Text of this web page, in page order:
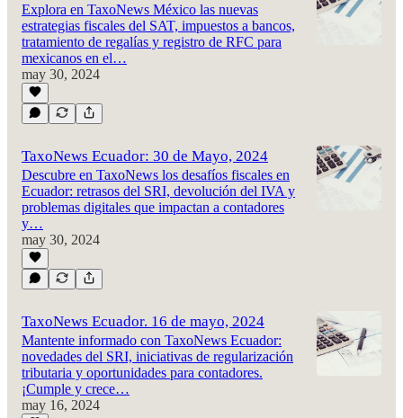
Explora en TaxoNews México las nuevas
estrategias fiscales del SAT, impuestos a bancos,
tratamiento de regalías y registro de RFC para
mexicanos en el…
may 30, 2024
TaxoNews Ecuador: 30 de Mayo, 2024
Descubre en TaxoNews los desafíos fiscales en
Ecuador: retrasos del SRI, devolución del IVA y
problemas digitales que impactan a contadores
y…
may 30, 2024
TaxoNews Ecuador. 16 de mayo, 2024
Mantente informado con TaxoNews Ecuador:
novedades del SRI, iniciativas de regularización
tributaria y oportunidades para contadores.
¡Cumple y crece…
may 16, 2024